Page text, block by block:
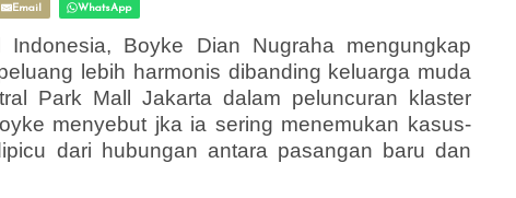
Email WhatsApp
Boyke Dian Nugraha mengungkap
lebih harmonis dibanding keluarga muda
Park Mall Jakarta dalam peluncuran klaster
menyebut jka ia sering menemukan kasus-
dari hubungan antara pasangan baru dan